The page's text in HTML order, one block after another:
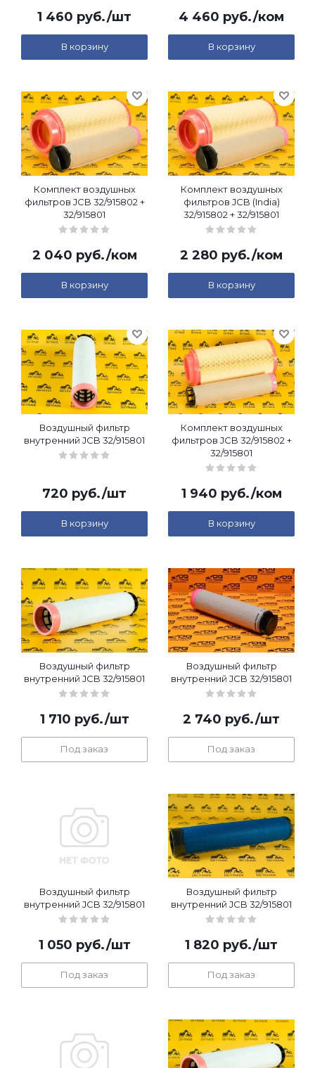
1 460 руб./шт
В корзину
4 460 руб./ком
В корзину
Комплект воздушных
фильтров JCB 32/915802 +
32/915801
2 040 руб./ком
В корзину
Комплект воздушных
фильтров JCB (India)
32/915802 + 32/915801
2 280 руб./ком
В корзину
Воздушный фильтр
внутренний JCB 32/915801
720 руб./шт
В корзину
Комплект воздушных
фильтров JCB 32/915802 +
32/915801
1 940 руб./ком
В корзину
Воздушный фильтр
внутренний JCB 32/915801
1 710 руб./шт
Под заказ
Воздушный фильтр
внутренний JCB 32/915801
2 740 руб./шт
Под заказ
Воздушный фильтр
внутренний JCB 32/915801
1 050 руб./шт
Под заказ
Воздушный фильтр
внутренний JCB 32/915801
1 820 руб./шт
Под заказ